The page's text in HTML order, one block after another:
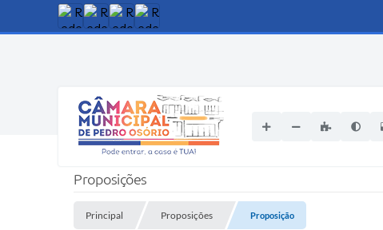
Proposições
Principal Proposições Proposição